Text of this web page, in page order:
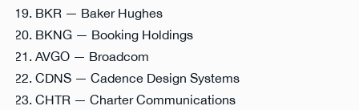
BKR — Baker Hughes
BKNG — Booking Holdings
AVGO — Broadcom
CDNS — Cadence Design Systems
CHTR — Charter Communications